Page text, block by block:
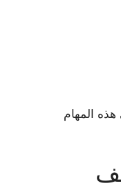
المهام